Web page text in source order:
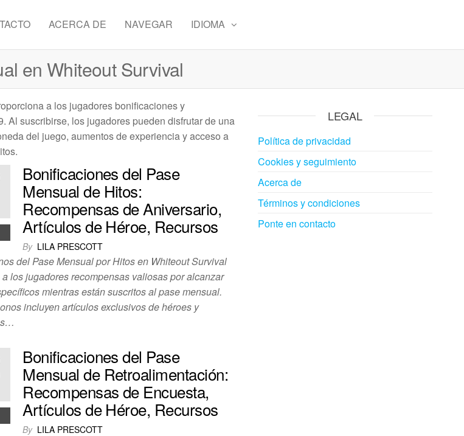
ACERCA DE NAVEGAR IDIOMA
en Whiteout Survival
a los jugadores bonificaciones y
Al suscribirse, los jugadores pueden disfrutar de una
del juego, aumentos de experiencia y acceso a
Bonificaciones del Pase
Mensual de Hitos:
Recompensas de Aniversario,
Artículos de Héroe, Recursos
By LILA PRESCOTT
del Pase Mensual por Hitos en Whiteout Survival
los jugadores recompensas valiosas por alcanzar
mientras están suscritos al pase mensual.
incluyen artículos exclusivos de héroes y
Bonificaciones del Pase
Mensual de Retroalimentación:
Recompensas de Encuesta,
Artículos de Héroe, Recursos
By LILA PRESCOTT
LEGAL
Política de privacidad
Cookies y seguimiento
Acerca de
Términos y condiciones
Ponte en contacto